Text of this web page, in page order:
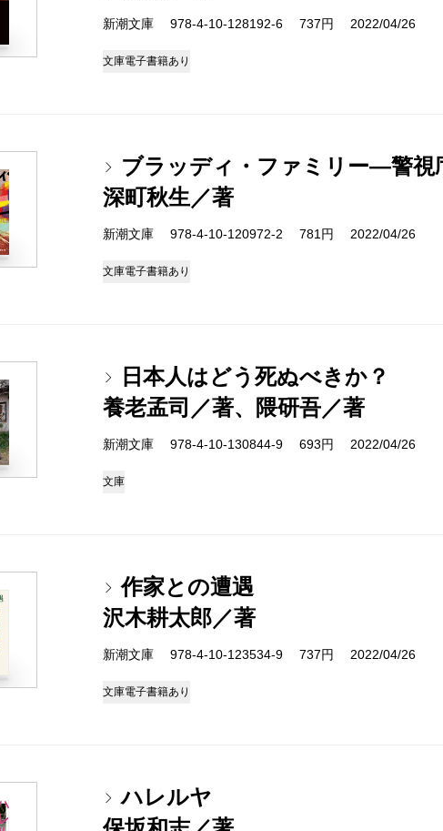
新潮文庫 978-4-10-128192-6 737円 2022/04/26
文庫電子書籍あり
ブラッディ・ファミリー―警
深町秋生／著
新潮文庫 978-4-10-120972-2 781円 2022/04/26
文庫電子書籍あり
日本人はどう死ぬべきか？
養老孟司／著、隈研吾／著
新潮文庫 978-4-10-130844-9 693円 2022/04/26
文庫
作家との遭遇
沢木耕太郎／著
新潮文庫 978-4-10-123534-9 737円 2022/04/26
文庫電子書籍あり
ハレルヤ